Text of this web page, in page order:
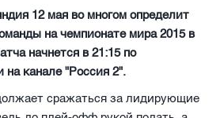
12 мая во многом определит
на чемпионате мира 2015 в
начнется в 21:15 по
на канале "Россия 2".
сражаться за лидирующие